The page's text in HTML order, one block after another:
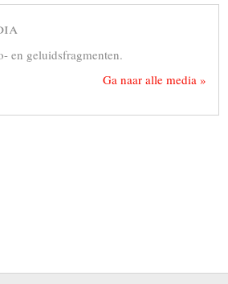
en geluidsfragmenten.
Ga naar alle media »